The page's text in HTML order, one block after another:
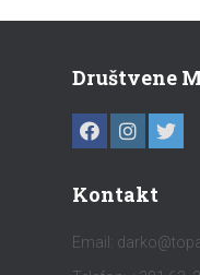
Društvene
Kontakt
Email: